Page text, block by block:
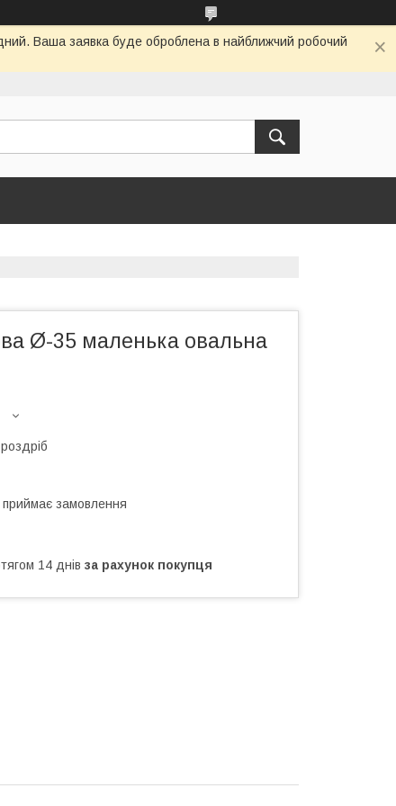
Ваша заявка буде оброблена в найближчий робочий
Ø-35 маленька овальна
замовлення
14 днів за рахунок покупця